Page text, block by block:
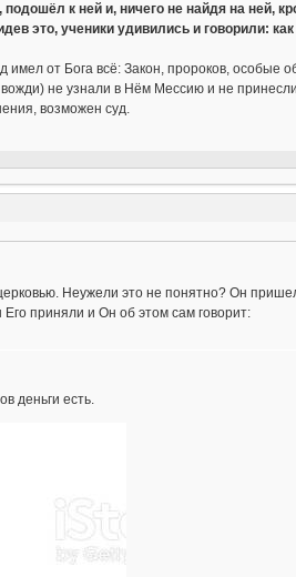
к ней и, ничего не найдя на ней,
это, ученики удивились и говорили:
имел от Бога всё: Закон, пророков, особые
не узнали в Нём Мессию и не
возможен суд.
Неужели это не понятно? Он
приняли и Он об этом сам говорит:
деньги есть.